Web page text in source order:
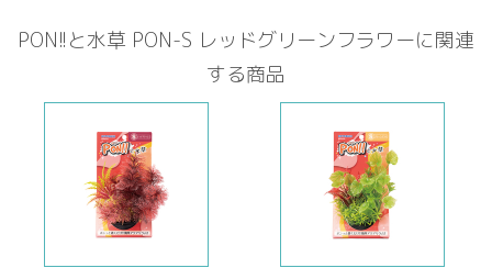
PON!!と水草 PON-S レッドグリーンフラワーに関連
する商品